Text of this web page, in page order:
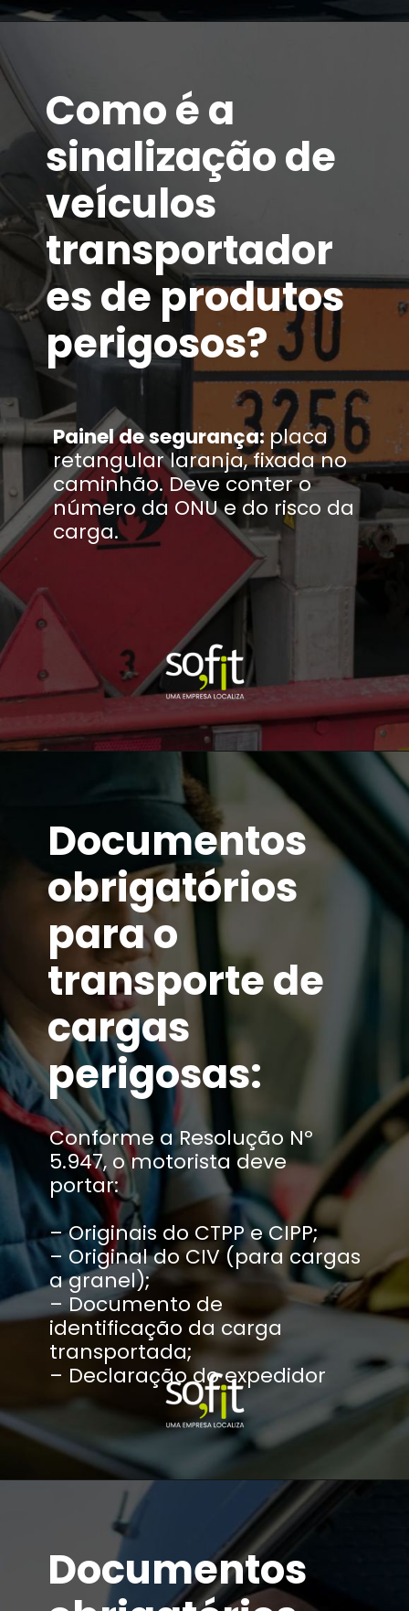
Como é a
sinalização de
veículos
transportador
es de produtos
perigosos?
Painel de segurança: placa
retangular laranja, fixada no
caminhão. Deve conter o
número da ONU e do risco da
carga.
Conforme a Resolução Nº
5.947, o motorista deve
portar:
– Originais do CTPP e CIPP;
– Original do CIV (para cargas
a granel);
– Documento de
identificação da carga
transportada;
– Declaração do expedidor
Documentos
obrigatórios
para o
transporte de
cargas
perigosas:
Documentos